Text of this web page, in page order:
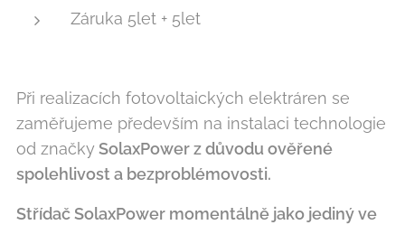
Záruka 5let + 5let
Při realizacích fotovoltaických elektráren se
zaměřujeme především na instalaci technologie
od značkySolaxPower z důvodu ověřené
spolehlivost a bezproblémovosti.
Střídač SolaxPower momentálně jako jediný ve